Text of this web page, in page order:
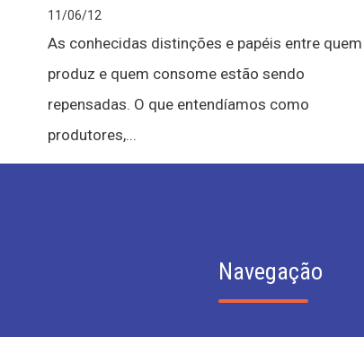
11/06/12
As conhecidas distinções e papéis entre quem
produz e quem consome estão sendo
repensadas. O que entendíamos como
produtores,...
Navegação